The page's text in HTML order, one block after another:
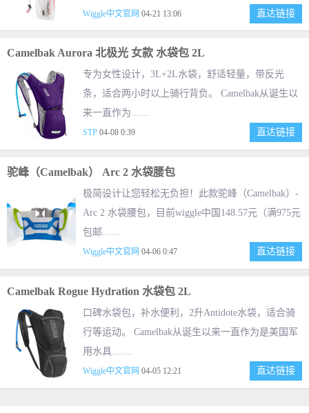
Wiggle中文官网 04-21 13:06 直达链接
Camelbak Aurora 北极光 女款 水袋包 2L
专为女性设计，3L+2L水袋，舒适轻量，带反光
条，适合两小时以上骑行背负。 Camelbak从诞生以
来一直作为……
STP 04-08 0:39 直达链接
驼峰（Camelbak） Arc 2 水袋腰包
极简设计让您轻松无负担！此款驼峰（Camelbak）-
Arc 2 水袋腰包，目前wiggle中国148.57元（满975元
包邮……
Wiggle中文官网 04-06 0:47 直达链接
Camelbak Rogue Hydration 水袋包 2L
口碑水袋包，补水便利，2升Antidote水袋，适合骑
行等运动。 Camelbak从诞生以来一直作为是美国军
用水具……
Wiggle中文官网 04-05 12:21 直达链接